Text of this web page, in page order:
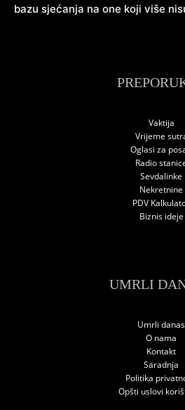
bazu sjećanja na one koji više
Vaktija
Vrijeme
Oglasi za
Radio
Sevdalinke
Nekretnine
PDV
Biznis ideje
UMRLI
Umrli danas
O nama
Kontakt
Saradnja
Politika
Opšti uslovi